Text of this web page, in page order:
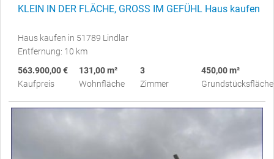
KLEIN IN DER FLÄCHE, GROSS IM GEFÜHL Haus kaufen
Haus kaufen in 51789 Lindlar
Entfernung: 10 km
563.900,00 €
Kaufpreis
131,00 m²
Wohnfläche
3
Zimmer
450,00 m²
Grundstücksfläche